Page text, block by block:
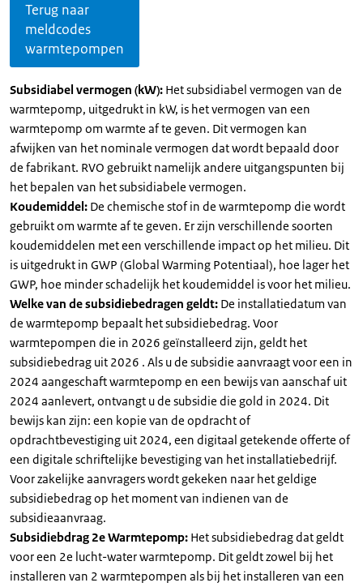
Terug naar
meldcodes
warmtepompen
Subsidiabel vermogen (kW): Het subsidiabel vermogen van de
warmtepomp, uitgedrukt in kW, is het vermogen van een
warmtepomp om warmte af te geven. Dit vermogen kan
afwijken van het nominale vermogen dat wordt bepaald door
de fabrikant. RVO gebruikt namelijk andere uitgangspunten bij
het bepalen van het subsidiabele vermogen.
Koudemiddel: De chemische stof in de warmtepomp die wordt
gebruikt om warmte af te geven. Er zijn verschillende soorten
koudemiddelen met een verschillende impact op het milieu. Dit
is uitgedrukt in GWP (Global Warming Potentiaal), hoe lager het
GWP, hoe minder schadelijk het koudemiddel is voor het milieu.
Welke van de subsidiebedragen geldt: De installatiedatum van
de warmtepomp bepaalt het subsidiebedrag. Voor
warmtepompen die in 2026 geïnstalleerd zijn, geldt het
subsidiebedrag uit 2026 . Als u de subsidie aanvraagt voor een in
2024 aangeschaft warmtepomp en een bewijs van aanschaf uit
2024 aanlevert, ontvangt u de subsidie die gold in 2024. Dit
bewijs kan zijn: een kopie van de opdracht of
opdrachtbevestiging uit 2024, een digitaal getekende offerte of
een digitale schriftelijke bevestiging van het installatiebedrijf.
Voor zakelijke aanvragers wordt gekeken naar het geldige
subsidiebedrag op het moment van indienen van de
subsidieaanvraag.
Subsidiebdrag 2e Warmtepomp: Het subsidiebedrag dat geldt
voor een 2e lucht-water warmtepomp. Dit geldt zowel bij het
installeren van 2 warmtepompen als bij het installeren van een